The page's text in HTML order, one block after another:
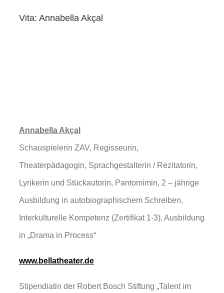
Vita: Annabella Akçal
Annabella Akçal
Schauspielerin ZAV, Regisseurin,
Theaterpädagogin, Sprachgestalterin / Rezitatorin,
Lyrikerin und Stückautorin, Pantomimin, 2 – jährige
Ausbildung in autobiographischem Schreiben,
Interkulturelle Kompetenz (Zertifikat 1-3), Ausbildung
in „Drama in Process“
www.bellatheater.de
Stipendiatin der Robert Bosch Stiftung „Talent im